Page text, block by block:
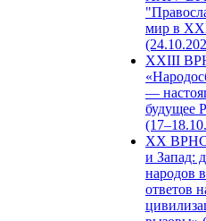
мир в
XXIII
—
будущее
XX ВРНС
и Запад:
народов
ответов